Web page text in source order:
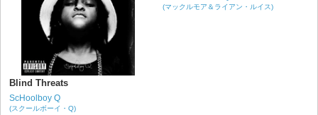
Blind Threats
ScHoolboy Q
(スクールボーイ・Q)
(マックルモア＆ライアン・ルイス)